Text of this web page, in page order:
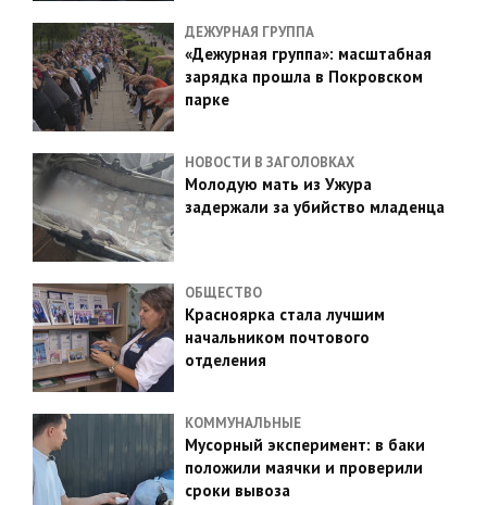
ДЕЖУРНАЯ ГРУППА
«Дежурная группа»: масштабная
зарядка прошла в Покровском
парке
НОВОСТИ В ЗАГОЛОВКАХ
Молодую мать из Ужура
задержали за убийство младенца
ОБЩЕСТВО
Красноярка стала лучшим
начальником почтового
отделения
КОММУНАЛЬНЫЕ
Мусорный эксперимент: в баки
положили маячки и проверили
сроки вывоза